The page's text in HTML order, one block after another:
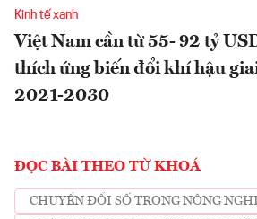
Kinh tế xanh
Việt Nam cần từ 55- 92 tỷ
thích ứng biến đổi khí hậu
2021-2030
ĐỌC BÀI THEO TỪ KHOÁ
CHUYỂN ĐỔI SỐ TRONG NÔNG